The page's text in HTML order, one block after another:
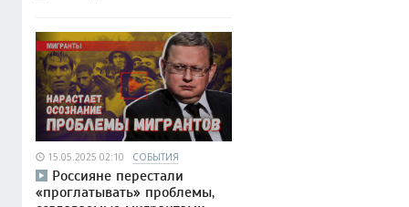
15.05.2025 02:10 СОБЫТИЯ
Россияне перестали
«проглатывать» проблемы,